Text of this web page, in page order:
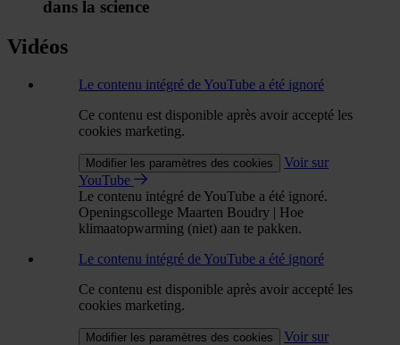
dans la science
Vidéos
Le contenu intégré de YouTube a été ignoré
Ce contenu est disponible après avoir accepté les
cookies marketing.
Modifier les paramètres des cookies
Voir sur
YouTube
Le contenu intégré de YouTube a été ignoré.
Openingscollege Maarten Boudry | Hoe
klimaatopwarming (niet) aan te pakken.
Le contenu intégré de YouTube a été ignoré
Ce contenu est disponible après avoir accepté les
cookies marketing.
Modifier les paramètres des cookies
Voir sur